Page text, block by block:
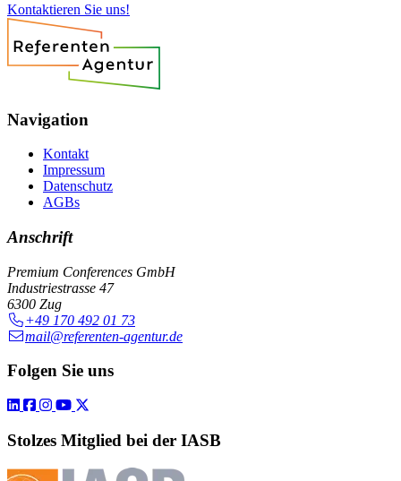
Kontaktieren Sie uns!
Navigation
Kontakt
Impressum
Datenschutz
AGBs
Anschrift
Premium Conferences GmbH
Industriestrasse 47
6300 Zug
+49 170 492 01 73
mail@referenten-agentur.de
Folgen Sie uns
Stolzes Mitglied bei der IASB